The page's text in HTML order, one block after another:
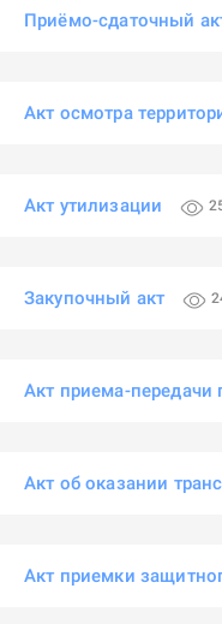
Приёмо-сдаточный
Акт осмотра
Акт утилизации
Закупочный акт
Акт приема-передачи
Акт об оказании
Акт приемки